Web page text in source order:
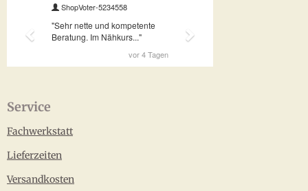
Service
Fachwerkstatt
Lieferzeiten
Versandkosten